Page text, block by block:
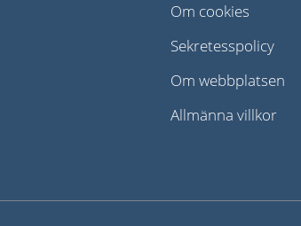
Om cookies
Sekretesspolicy
Om webbplatsen
Allmänna villkor